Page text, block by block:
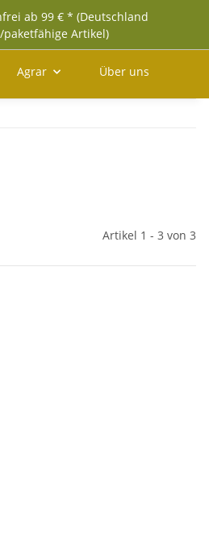
ab 99 € * (Deutschland
paketfähige Artikel)
Agrar Über uns
Artikel 1 - 3 von 3